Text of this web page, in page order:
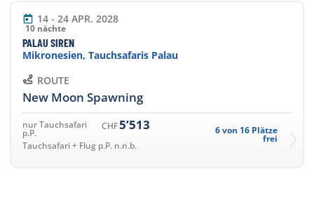
14 - 24 APR. 2028
10 nächte
PALAU SIREN
Mikronesien, Tauchsafaris Palau
ROUTE
New Moon Spawning
nur Tauchsafari
p.P.
CHF5’513
Tauchsafari + Flug p.P. n.n.b.
6 von 16 Plätze
frei